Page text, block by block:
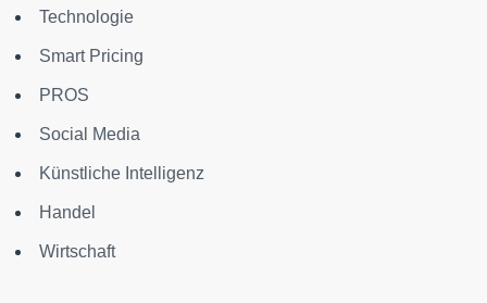
Technologie
Smart Pricing
PROS
Social Media
Künstliche Intelligenz
Handel
Wirtschaft